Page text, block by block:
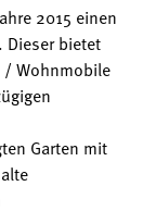
2015 einen
bietet
/ Wohnmobile
Garten mit